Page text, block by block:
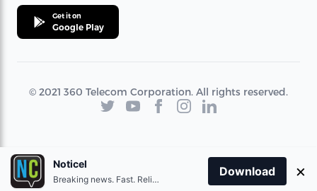
Get it on
Google Play
© 2021 360 Telecom Corporation. All rights reserved.
Noticel
Breaking news. Fast. Reliable.
Download ×